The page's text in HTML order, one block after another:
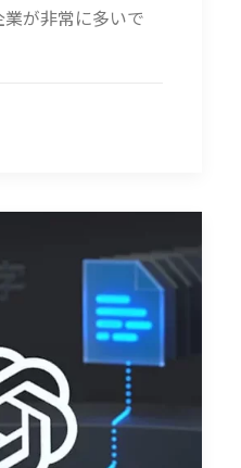
が非常に多いで